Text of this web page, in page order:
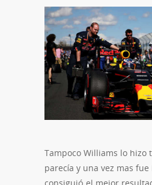
Tampoco Williams lo hizo
parecía y una vez mas